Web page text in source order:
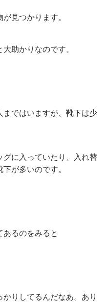
見つかります。
助かりなのです。
ではいますが、靴下は少
に入っていたり、入れ替
が多いのです。
るのをみると
かりしてるんだなあ。あり